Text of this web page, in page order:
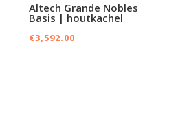
Altech Grande Nobles
Basis | houtkachel
€3,592.00